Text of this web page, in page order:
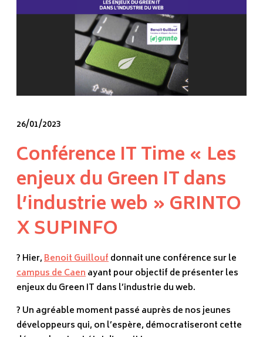
26/01/2023
Conférence IT Time « Les
enjeux du Green IT dans
l’industrie web » GRINTO
X SUPINFO
? Hier,Benoit Guilloufdonnait une conférence sur le
campus de Caenayant pour objectif de présenter les
enjeux du Green IT dans l’industrie du web.
? Un agréable moment passé auprès de nos jeunes
développeurs qui, on l’espère, démocratiseront cette